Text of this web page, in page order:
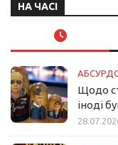
НА ЧАСІ
Щодо
іноді